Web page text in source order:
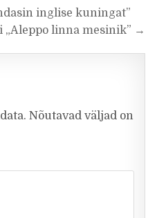
inglise kuningat”
„Aleppo linna mesinik” →
Nõutavad väljad on